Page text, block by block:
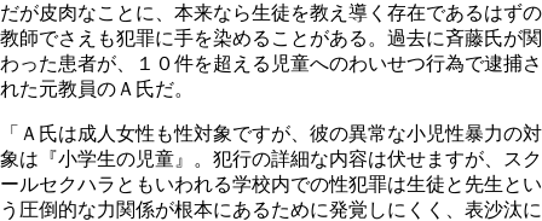
だが皮肉なことに、本来なら生徒を教え導く存在であるはずの
教師でさえも犯罪に手を染めることがある。過去に斉藤氏が関
わった患者が、１０件を超える児童へのわいせつ行為で逮捕さ
れた元教員のＡ氏だ。
「Ａ氏は成人女性も性対象ですが、彼の異常な小児性暴力の対
象は『小学生の児童』。犯行の詳細な内容は伏せますが、スク
ールセクハラともいわれる学校内での性犯罪は生徒と先生とい
う圧倒的な力関係が根本にあるために発覚しにくく、表沙汰に